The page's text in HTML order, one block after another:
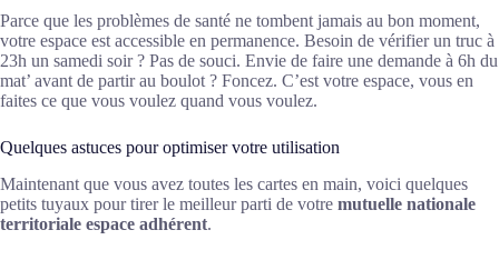
Parce que les problèmes de santé ne tombent jamais au bon moment,
votre espace est accessible en permanence. Besoin de vérifier un truc à
23h un samedi soir ? Pas de souci. Envie de faire une demande à 6h du
mat’ avant de partir au boulot ? Foncez. C’est votre espace, vous en
faites ce que vous voulez quand vous voulez.
Quelques astuces pour optimiser votre utilisation
Maintenant que vous avez toutes les cartes en main, voici quelques
petits tuyaux pour tirer le meilleur parti de votre mutuelle nationale
territoriale espace adhérent.